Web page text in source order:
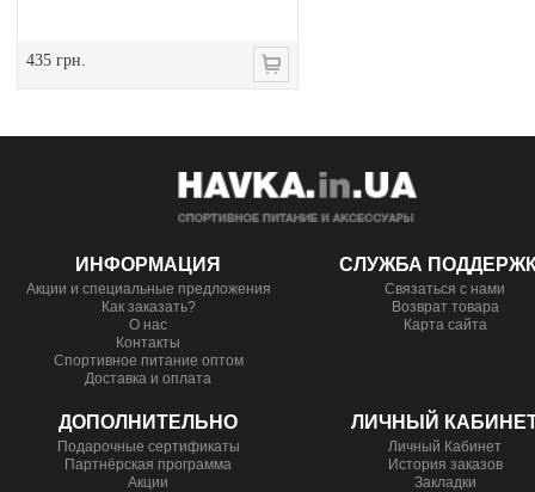
435 грн.
ИНФОРМАЦИЯ
Акции и специальные предложения
Как заказать?
О нас
Контакты
Спортивное питание оптом
Доставка и оплата
СЛУЖБА
Связаться с нами
Возврат товара
Карта сайта
ДОПОЛНИТЕЛЬНО
Подарочные сертификаты
Партнёрская программа
Акции
ЛИЧНЫЙ
Личный Кабинет
История заказов
Закладки